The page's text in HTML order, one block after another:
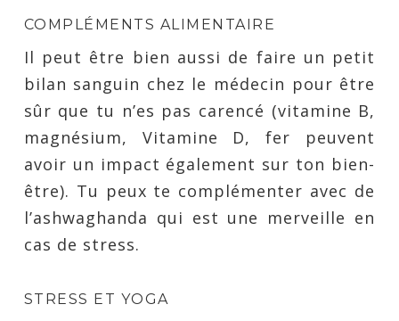
COMPLÉMENTS ALIMENTAIRE
Il peut être bien aussi de faire un petit
bilan sanguin chez le médecin pour être
sûr que tu n’es pas carencé (vitamine B,
magnésium, Vitamine D, fer peuvent
avoir un impact également sur ton bien-
être). Tu peux te complémenter avec de
l’ashwaghanda qui est une merveille en
cas de stress.
STRESS ET YOGA